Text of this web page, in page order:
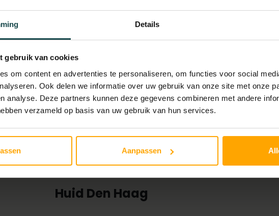
Details
gebruik van cookies
om content en advertenties te personaliseren, om functies voor social
Ook delen we informatie over uw gebruik van onze site met onze
analyse. Deze partners kunnen deze gegevens combineren met andere
verzameld op basis van uw gebruik van hun services.
Aanpassen
cursussen aan. We zijn achter de schermen druk bezig met het
Onze locatie
Huid Den Haag